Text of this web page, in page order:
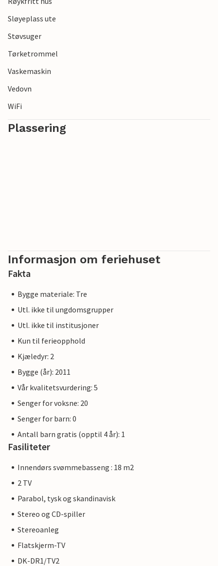
Sløyeplass ute
Støvsuger
Tørketrommel
Vaskemaskin
Vedovn
WiFi
Plassering
Informasjon om feriehuset
Fakta
Bygge materiale: Tre
Utl. ikke til ungdomsgrupper
Utl. ikke til institusjoner
Kun til ferieopphold
Kjæledyr: 2
Bygge (år): 2011
Vår kvalitetsvurdering: 5
Senger for voksne: 20
Senger for barn: 0
Antall barn gratis (opptil 4 år): 1
Fasiliteter
Innendørs svømmebasseng : 18 m2
2 TV
Parabol, tysk og skandinavisk
Stereo og CD-spiller
Stereoanleg
Flatskjerm-TV
DK-DR1/TV2